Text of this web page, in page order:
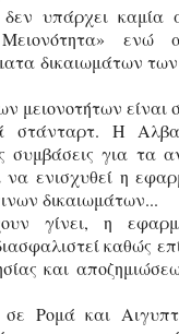
υπάρχει καμία
ενώ
δικαιωμάτων
μειονοτήτων είναι
στάνταρτ. Η
συμβάσεις για τα
ενισχυθεί η
δικαιωμάτων...
γίνει, η
καθώς
και
Ρομά και